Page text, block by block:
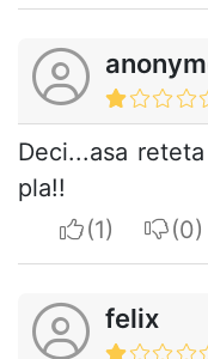
Deci...asa
pla!!
I apreciate
I
felix